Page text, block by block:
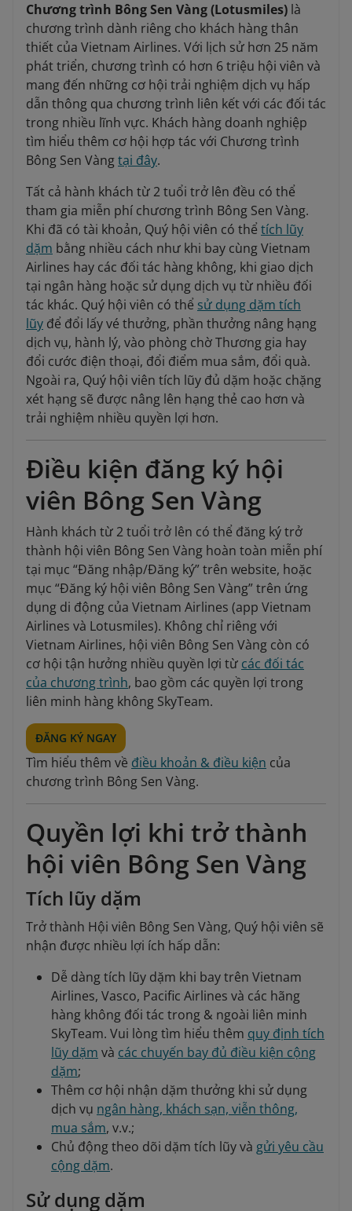
Chương trình Bông Sen Vàng (Lotusmiles) là
chương trình dành riêng cho khách hàng thân
thiết của Vietnam Airlines. Với lịch sử hơn 25 năm
phát triển, chương trình có hơn 6 triệu hội viên và
mang đến những cơ hội trải nghiệm dịch vụ hấp
dẫn thông qua chương trình liên kết với các đối tác
trong nhiều lĩnh vực. Khách hàng doanh nghiệp
tìm hiểu thêm cơ hội hợp tác với Chương trình
Bông Sen Vàngtại đây.
Tất cả hành khách từ 2 tuổi trở lên đều có thể
tham gia miễn phí chương trình Bông Sen Vàng.
Khi đã có tài khoản, Quý hội viên có thể tích lũy
dặm bằng nhiều cách như khi bay cùng Vietnam
Airlines hay các đối tác hàng không, khi giao dịch
tại ngân hàng hoặc sử dụng dịch vụ từ nhiều đối
tác khác. Quý hội viên có thể sử dụng dặm tích
lũy để đổi lấy vé thưởng, phần thưởng nâng hạng
dịch vụ, hành lý, vào phòng chờ Thương gia hay
đổi cước điện thoại, đổi điểm mua sắm, đổi quà.
Ngoài ra, Quý hội viên tích lũy đủ dặm hoặc chặng
xét hạng sẽ được nâng lên hạng thẻ cao hơn và
trải nghiệm nhiều quyền lợi hơn.
Điều kiện đăng ký hội
viên Bông Sen Vàng
Hành khách từ 2 tuổi trở lên có thể đăng ký trở
thành hội viên Bông Sen Vàng hoàn toàn miễn phí
tại mục “Đăng nhập/Đăng ký” trên website, hoặc
mục “Đăng ký hội viên Bông Sen Vàng” trên ứng
dụng di động của Vietnam Airlines (app Vietnam
Airlines và Lotusmiles). Không chỉ riêng với
Vietnam Airlines, hội viên Bông Sen Vàng còn có
cơ hội tận hưởng nhiều quyền lợi từ các đối tác
của chương trình, bao gồm các quyền lợi trong
liên minh hàng không SkyTeam.
ĐĂNG KÝ NGAY
Tìm hiểu thêm về điều khoản & điều kiện của
chương trình Bông Sen Vàng.
Quyền lợi khi trở thành
hội viên Bông Sen Vàng
Tích lũy dặm
Trở thành Hội viên Bông Sen Vàng, Quý hội viên sẽ
nhận được nhiều lợi ích hấp dẫn:
Dễ dàng tích lũy dặm khi bay trên Vietnam
Airlines, Vasco, Pacific Airlines và các hãng
hàng không đối tác trong & ngoài liên minh
SkyTeam. Vui lòng tìm hiểu thêm quy định tích
lũy dặm và các chuyến bay đủ điều kiện cộng
dặm;
Thêm cơ hội nhận dặm thưởng khi sử dụng
dịch vụ ngân hàng, khách sạn, viễn thông,
mua sắm, v.v.;
Chủ động theo dõi dặm tích lũy và gửi yêu cầu
cộng dặm.
Sử dụng dặm